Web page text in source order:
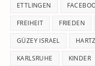
ETTLINGEN
FREIHEIT FRIEDEN
GÜZEY ISRAEL
KARLSRUHE KINDER